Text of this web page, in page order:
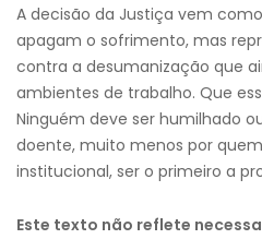
A decisão da Justiça vem
apagam o sofrimento, mas
contra a desumanização que
ambientes de trabalho. Que
Ninguém deve ser humilhado
doente, muito menos por
institucional, ser o primeiro a
Este texto não reflete